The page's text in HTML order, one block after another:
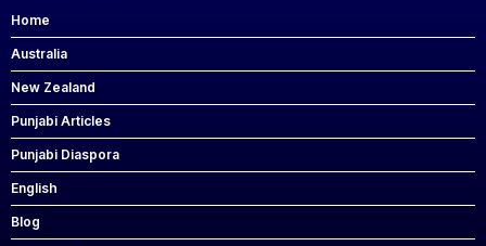
Home
Australia
New Zealand
Punjabi Articles
Punjabi Diaspora
English
Blog